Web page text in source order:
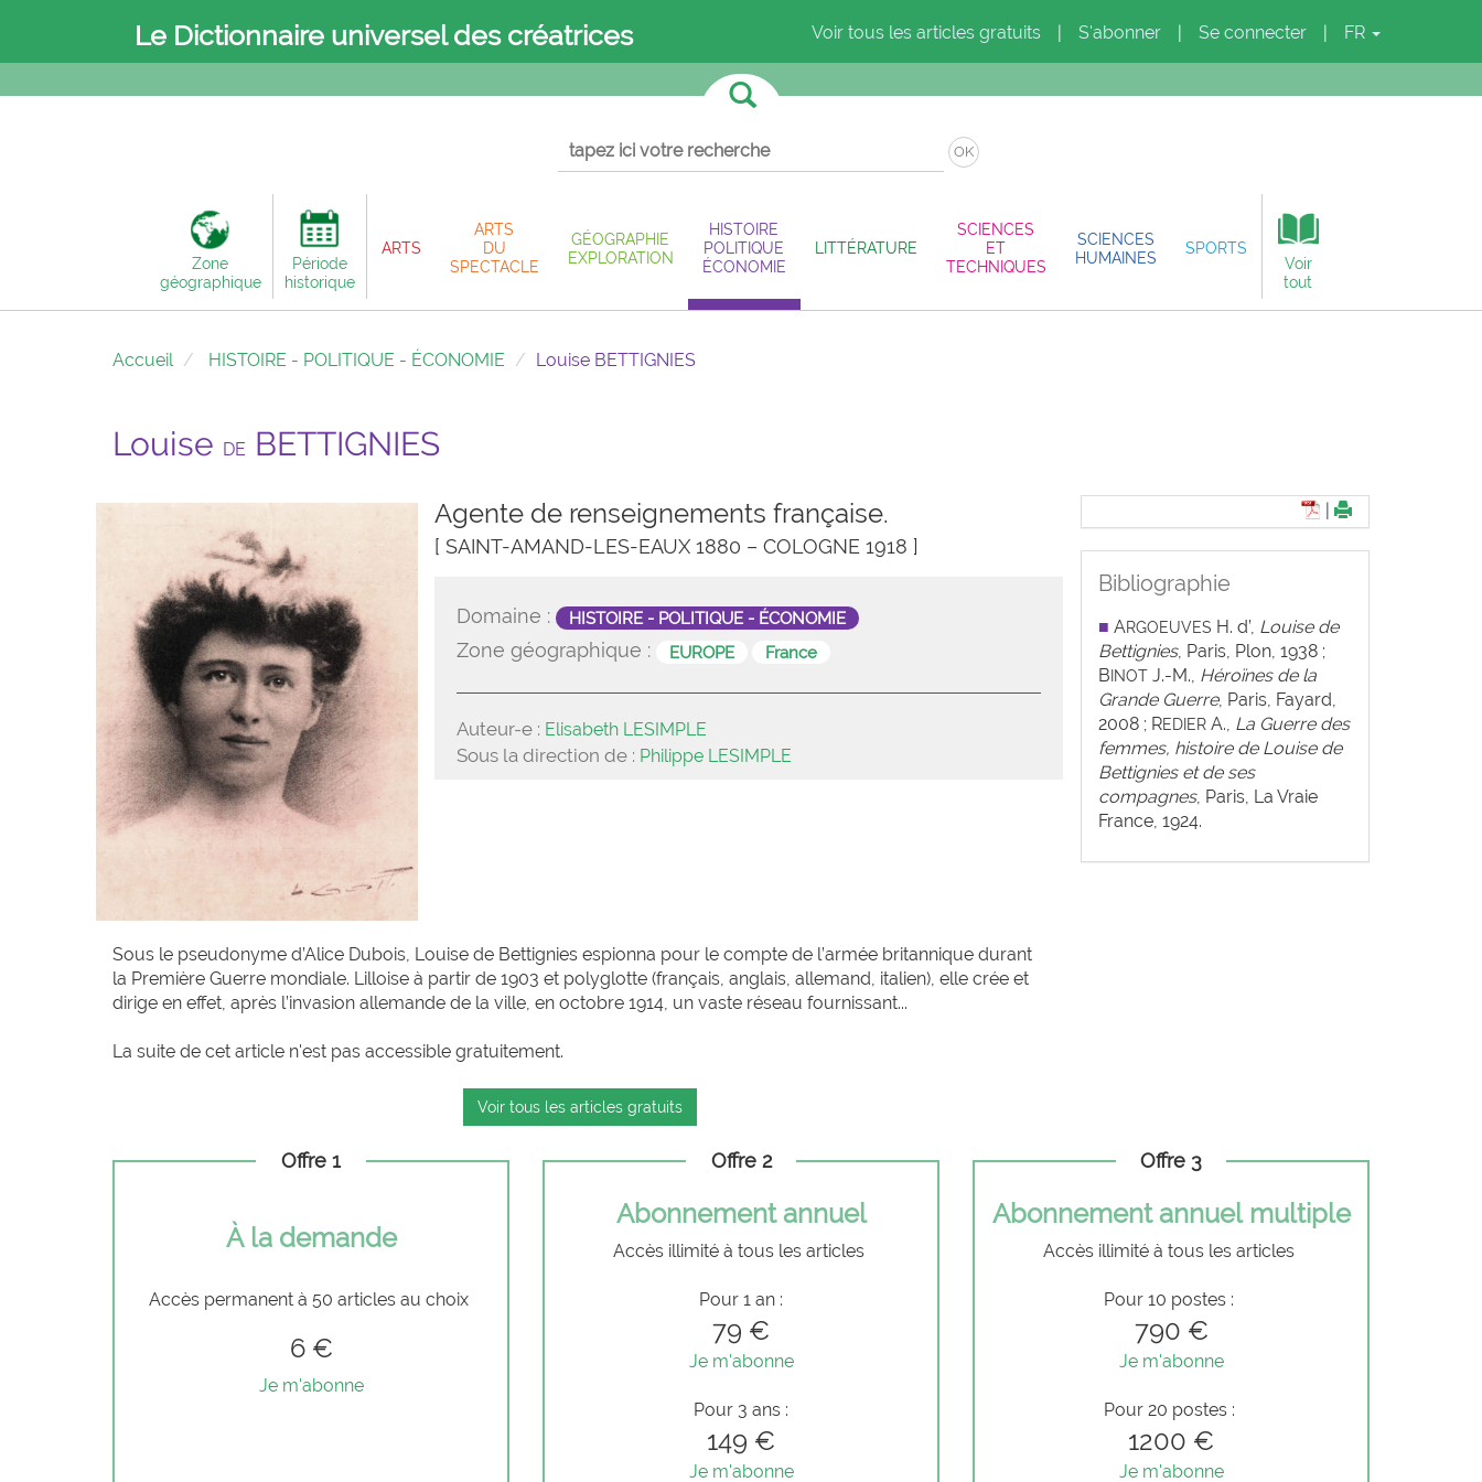
Le Dictionnaire universel des créatrices Voir tous les articles gratuits S'abonner Se connecter FR
OK
Zone
géographique
Période
historique
ARTS
ARTS
DU
SPECTACLE
GÉOGRAPHIE
EXPLORATION
HISTOIRE
POLITIQUE
ÉCONOMIE
LITTÉRATURE
SCIENCES
ET
TECHNIQUES
SCIENCES
HUMAINES
SPORTS
Voir
tout
Accueil HISTOIRE - POLITIQUE - ÉCONOMIE Louise BETTIGNIES
Louise DE BETTIGNIES
Agente de renseignements française.
[ SAINT-AMAND-LES-EAUX 1880 – COLOGNE 1918 ]
Domaine : HISTOIRE - POLITIQUE - ÉCONOMIE
Zone géographique : EUROPE France
Auteur-e : Elisabeth LESIMPLE
Sous la direction de : Philippe LESIMPLE
Sous le pseudonyme d’Alice Dubois, Louise de Bettignies espionna pour le compte de l’armée britannique durant
la Première Guerre mondiale. Lilloise à partir de 1903 et polyglotte (français, anglais, allemand, italien), elle crée et
dirige en effet, après l’invasion allemande de la ville, en octobre 1914, un vaste réseau fournissant...
La suite de cet article n'est pas accessible gratuitement.
Voir tous les articles gratuits
Bibliographie
■ ARGOEUVES H. d’, Louise de
Bettignies, Paris, Plon, 1938 ;
B INOTJ.-M., Héroïnes de la
Grande Guerre, Paris, Fayard,
2008 ; REDIERA., La Guerre des
femmes, histoire de Louise de
Bettignies et de ses
compagnes, Paris, La Vraie
France, 1924.
Offre 1
À la demande
Accès permanent à 50 articles au choix
6 €
Je m'abonne
Offre 2
Abonnement annuel
Accès illimité à tous les articles
Pour 1 an :
79 €
Je m'abonne
Pour 3 ans :
149 €
Je m'abonne
Offre 3
Abonnement annuel multiple
Accès illimité à tous les articles
Pour 10 postes :
790 €
Je m'abonne
Pour 20 postes :
1200 €
Je m'abonne